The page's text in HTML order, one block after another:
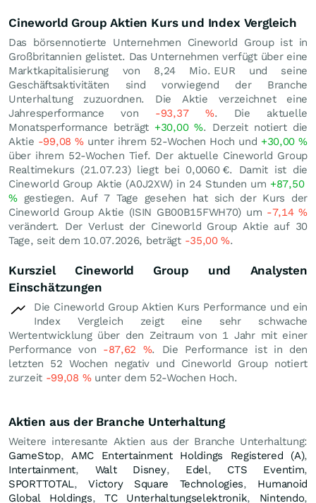
Cineworld Group Aktien Kurs und Index Vergleich
Das börsennotierte Unternehmen Cineworld Group ist in
Großbritannien gelistet. Das Unternehmen verfügt über eine
Marktkapitalisierung von 8,24 Mio. EUR und seine
Geschäftsaktivitäten sind vorwiegend der Branche
Unterhaltung zuzuordnen. Die Aktie verzeichnet eine
Jahresperformance von -93,37 %. Die aktuelle
Monatsperformance beträgt +30,00%. Derzeit notiert die
Aktie -99,08%unter ihrem 52-Wochen Hoch und +30,00%
über ihrem 52-Wochen Tief. Der aktuelle Cineworld Group
Realtimekurs (21.07.23) liegt bei 0,0060 €. Damit ist die
Cineworld Group Aktie (A0J2XW) in 24 Stunden um +87,50
%gestiegen. Auf 7 Tage gesehen hat sich der Kurs der
Cineworld Group Aktie (ISIN GB00B15FWH70) um -7,14%
verändert. Der Verlust der Cineworld Group Aktie auf 30
Tage, seit dem 10.07.2026, beträgt -35,00%.
Kursziel Cineworld Group und Analysten
Einschätzungen
Die Cineworld Group Aktien Kurs Performance und ein
Index Vergleich zeigt eine sehr schwache
Wertentwicklung über den Zeitraum von 1 Jahr mit einer
Performance von -87,62 %. Die Performance ist in den
letzten 52 Wochen negativ und Cineworld Group notiert
zurzeit -99,08 %unter dem 52-Wochen Hoch.
Aktien aus der Branche Unterhaltung
Weitere interesante Aktien aus der Branche Unterhaltung:
GameStop, AMC Entertainment Holdings Registered (A),
Intertainment, Walt Disney, Edel, CTS Eventim,
SPORTTOTAL,Victory Square Technologies, Humanoid
Global Holdings, TC Unterhaltungselektronik, Nintendo,